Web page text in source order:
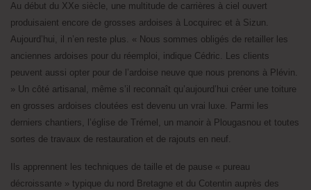
Au début du XXe siècle, une multitude de carrières à ciel ouvert
produisaient encore de grosses ardoises à Locquirec et à Sizun.
Aujourd’hui, il n’en reste plus. « Nous sommes obligés de retailler les
anciennes ardoises pour du réemploi, indique Cédric. Les clients
peuvent aussi opter pour de l’ardoise neuve que nous prenons à Plévin.
» Un côté artisanal, même s’il reconnaît qu’aujourd’hui créer une toiture
en grosses ardoises cloutées est devenu un vrai luxe. Parmi les
derniers chantiers, l’église de Trémel, un manoir à Plougasnou et toutes
sortes de travaux de restauration et de rajouts en neuf.
Ils apprennent les techniques de taille et de pause « pureau
décroissante » typique du nord Bretagne et du Cotentin auprès des